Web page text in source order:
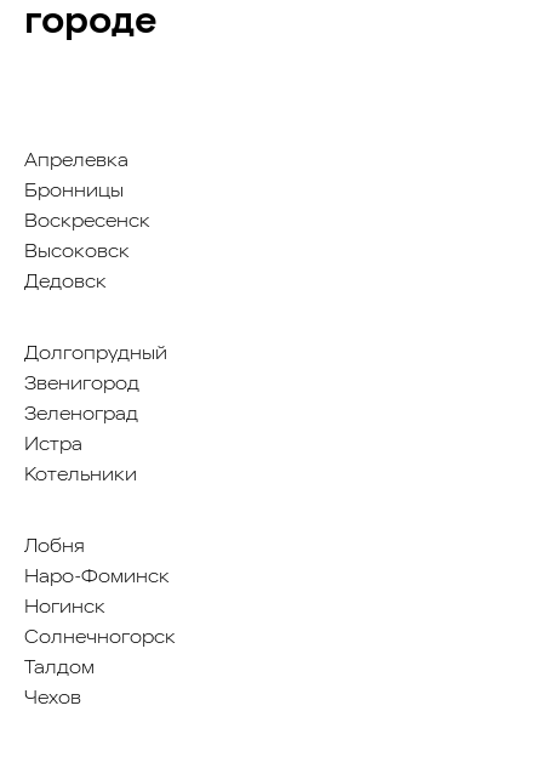
городе
Апрелевка
Бронницы
Воскресенск
Высоковск
Дедовск
Долгопрудный
Звенигород
Зеленоград
Истра
Котельники
Лобня
Наро-Фоминск
Ногинск
Солнечногорск
Талдом
Чехов
Copyright 2025 © X5
Group
Все права защищены.
Политика в отношении обработки
персональных данных ООО «ИКС 5 Диджитал